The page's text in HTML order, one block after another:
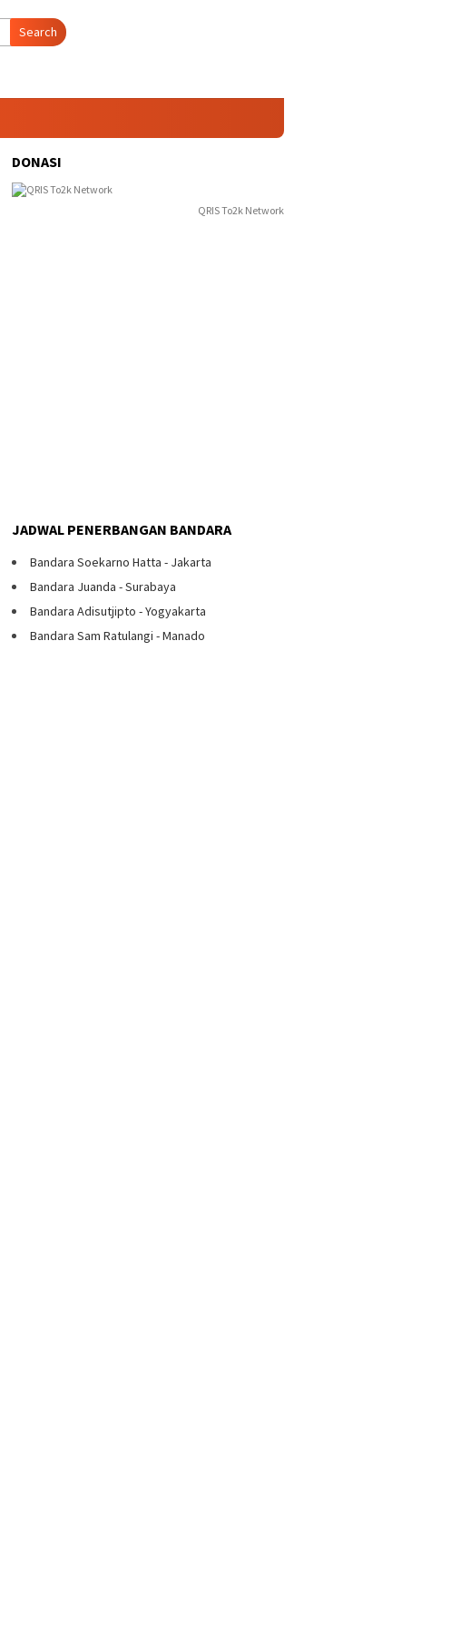
Search
DONASI
QRIS To2k Network
JADWAL PENERBANGAN BANDARA
Bandara Soekarno Hatta - Jakarta
Bandara Juanda - Surabaya
Bandara Adisutjipto - Yogyakarta
Bandara Sam Ratulangi - Manado